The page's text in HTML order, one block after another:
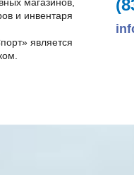
и инвентаря
является